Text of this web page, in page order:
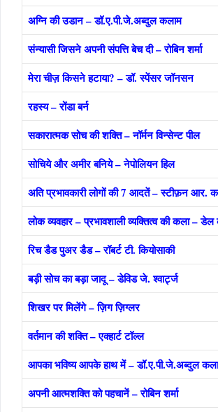
अग्नि की उडान – डॉ.ए.पी.जे.अब्दुल कलाम
संन्यासी जिसने अपनी संपत्ति बेच दी – रोबिन शर्मा
मेरा चीज़ किसने हटाया? – डॉ. स्पेंसर जॉनसन
रहस्य – रोंडा बर्न
सकारात्मक सोच की शक्ति – नॉर्मन विन्सेन्ट पील
सोचिये और अमीर बनिये – नेपोलियन हिल
अति प्रभावकारी लोगों की 7 आदतें – स्टीफ़न आर.
लोक व्यवहार – प्रभावशाली व्यक्तित्व की कला – डेल
रिच डैड पुअर डैड – रॉबर्ट टी. कियोसाकी
बड़ी सोच का बड़ा जादू – डेविड जे. श्वार्ट्ज
शिखर पर मिलेंगे – ज़िग ज़िग्लर
वर्तमान की शक्ति – एक्हार्ट टॉल्ल
आपका भविष्य आपके हाथ में – डॉ.ए.पी.जे.अब्दुल
अपनी आत्मशक्ति को पहचानें – रोबिन शर्मा